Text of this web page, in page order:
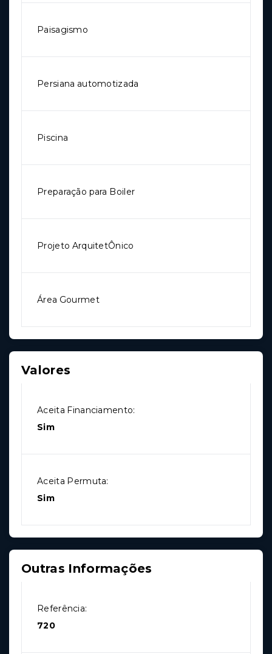
Paisagismo
Persiana automotizada
Piscina
Preparação para Boiler
Projeto ArquitetÔnico
Área Gourmet
Valores
Aceita Financiamento:
Sim
Aceita Permuta:
Sim
Outras Informações
Referência:
720